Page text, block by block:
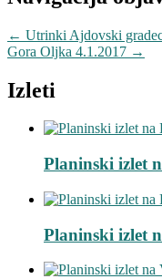
← Utrinki Ajdovski
Gora Oljka 4.1.2017 →
Izleti
Planinski izlet
Planinski izlet